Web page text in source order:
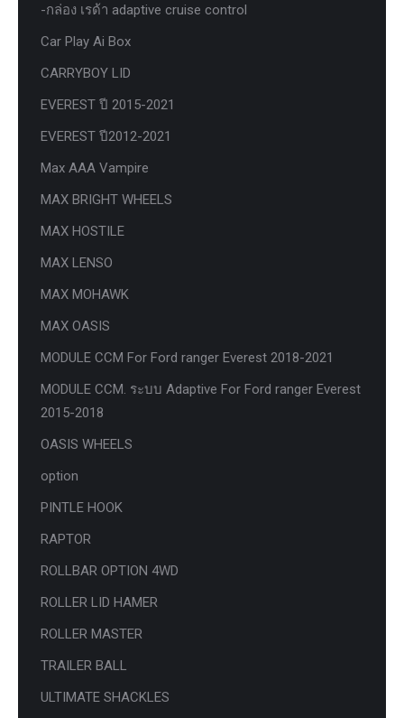
-กล่อง เรด้า adaptive cruise control
Car Play Ai Box
CARRYBOY LID
EVEREST ปี 2015-2021
EVEREST ปี2012-2021
Max AAA Vampire
MAX BRIGHT WHEELS
MAX HOSTILE
MAX LENSO
MAX MOHAWK
MAX OASIS
MODULE CCM For Ford ranger Everest 2018-2021
MODULE CCM. ระบบ Adaptive For Ford ranger Everest
2015-2018
OASIS WHEELS
option
PINTLE HOOK
RAPTOR
ROLLBAR OPTION 4WD
ROLLER LID HAMER
ROLLER MASTER
TRAILER BALL
ULTIMATE SHACKLES